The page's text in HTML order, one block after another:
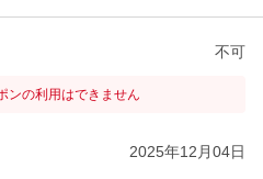
不可
ンの利用はできません
2025年12月04日